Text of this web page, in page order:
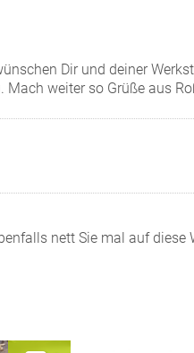
Dir und deiner
weiter so Grüße aus
nett Sie mal auf diese